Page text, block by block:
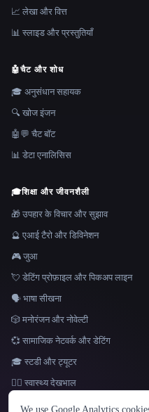
भाषा
📈 लेखा और वित्त
📊 स्लाइड और प्रस्तुतियाँ
🤖चैट और शोध
🎓 अनुसंधान सहायक
🔍 खोज इंजन
🤖💬 चैट बॉट
📊 डेटा एनालिसिस
🎓शिक्षा और जीवनशैली
🎁 उपहार के विचार और सुझाव
🔮 एआई टैरो और डिविनेशन
🎮 जुआ
💘 डेटिंग प्रोफ़ाइल और पिकअप लाइन
🗣️ भाषा सीखना
🎲 मनोरंजन और नोवेल्टी
💞 सामाजिक नेटवर्क और डेटिंग
🎓 स्टडी और ट्यूटर
👩‍⚕️ स्वास्थ्य देखभाल
We use Google Analytics